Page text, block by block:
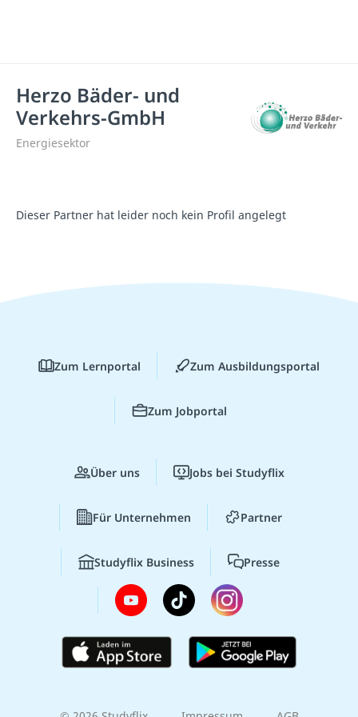
Herzo Bäder- und
Verkehrs-GmbH
Energiesektor
Dieser Partner hat leider noch kein Profil angelegt
Zum Lernportal Zum Ausbildungsportal
Zum Jobportal
Über uns Jobs bei Studyflix
Für Unternehmen Partner
Studyflix Business Presse